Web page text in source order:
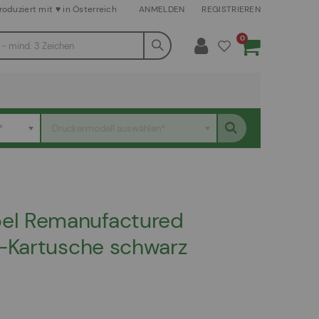
mit ♥ in Österreich ANMELDEN REGISTRIEREN
Warenkorb
0Artikel
Remanufactured
schwarz